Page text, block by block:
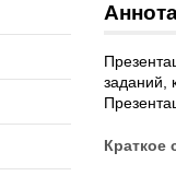
заданий,
Краткое